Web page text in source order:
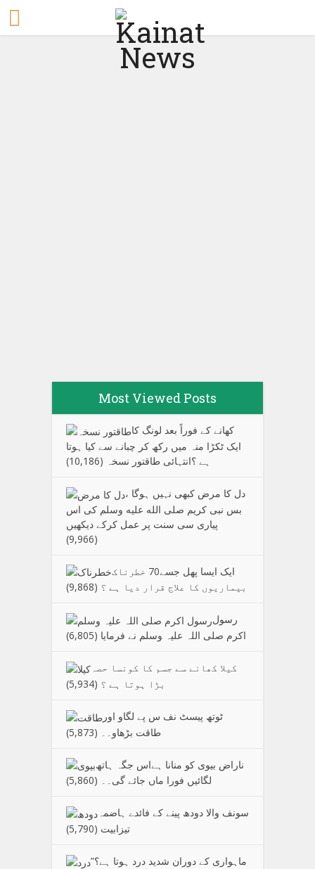
Most Viewed Posts
کھانے کے فوراً بعد لونگ کا
ایک ٹکڑا منہ میں رکھ کر چبانے سے کیا ہوتا
ہے ؟انتہائی طاقتور نسخہ
(10,186)
دل کا مرض کبھی نہیں ہوگا ،
بس نبی کریم صلی الله علیه وسلم کی اس
پیاری سی سنت پر عمل کرکے دیکھیں
(9,966)
ایک ایسا پھل جسے70 خطرناک
بیماریوں کا علاج قرار دیا ہے ؟ (9,868)
رسول
اکرم صلی اللہ علیہ وسلم نے فرمایا (6,805)
کیلا کھانے سے جسم کا کونسا حصہ
بڑا ہوتا ہے ؟ (5,934)
ٹوتھ پیسٹ نف س پے لگاو اور
طاقت بڑھاو۔۔
(5,873)
ناراض بیوی کو منانا ہےاس جگہ ہاتھ
لگائیں فورا ماں جائے گی۔۔ (5,860)
سونف والا دودھ پینے کے فائدے ہاضمہ
تیزابیت (5,790)
”ماہواری کے دوران شدید درد ہوتا ہے؟